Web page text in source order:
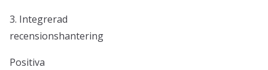
3. Integrerad
recensionshantering
Positiva